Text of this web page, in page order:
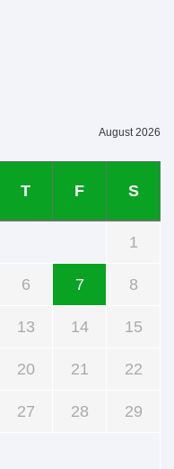
August 2026
T F S
1
6 7 8
13 14 15
20 21 22
27 28 29